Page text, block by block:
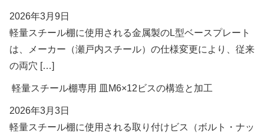
2026年3月9日
軽量スチール棚に使用される金属製のL型ベースプレート
は、メーカー（瀬戸内スチール）の仕様変更により、従来
の両穴 […]
軽量スチール棚専用 皿M6×12ビスの構造と加工
2026年3月3日
軽量スチール棚に使用される取り付けビス（ボルト・ナッ